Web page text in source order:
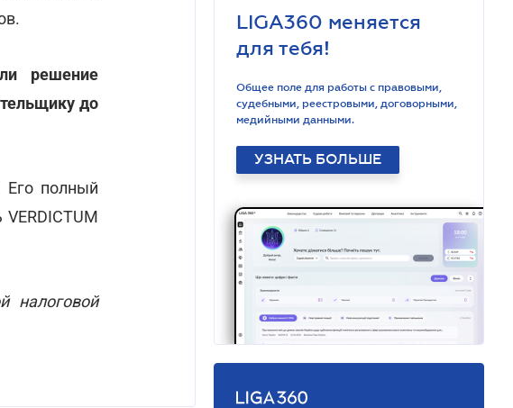
решение
до
Его полный
налоговой
LIGA360 меняется
для тебя!
Общее поле для работы с правовыми,
судебными, реестровыми, договорными,
медийными данными.
УЗНАТЬ БОЛЬШЕ